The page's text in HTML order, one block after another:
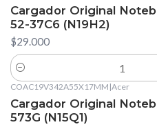
Cargador Original
52-37C6 (N19H2)
$29.000
Cantidad
COAC19V342A55X17MM |Acer
Cargador Original
573G (N15Q1)